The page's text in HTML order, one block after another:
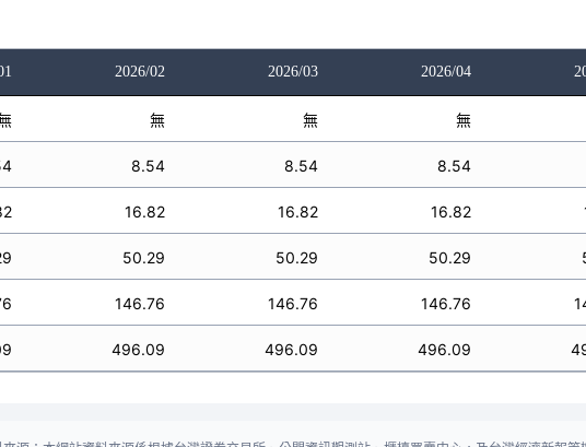
2026/02 2026/03 2026/04
無 無 無
8.54 8.54 8.54
16.82 16.82 16.82
50.29 50.29 50.29
146.76 146.76 146.76
496.09 496.09 496.09